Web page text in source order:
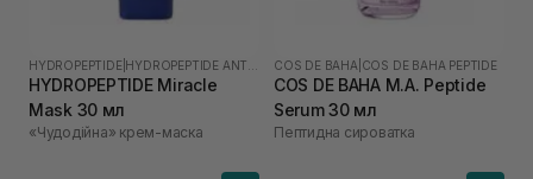
HYDROPEPTIDE
HYDROPEPTIDE Miracle
Mask 30 мл
«Чудодійна» крем-маска
COS DE BAHA COS DE BAHA PEPTIDE
COS DE BAHA M.A. Peptide
Serum 30 мл
Пептидна сироватка